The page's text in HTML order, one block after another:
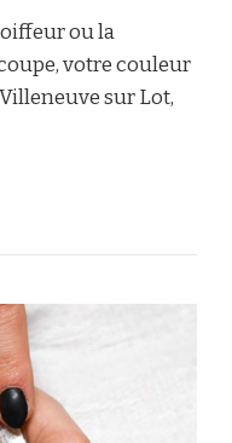
ou la
votre couleur
sur Lot,